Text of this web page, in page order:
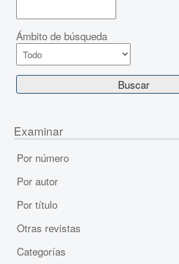
Ámbito de búsqueda
Examinar
Por número
Por autor
Por título
Otras revistas
Categorías